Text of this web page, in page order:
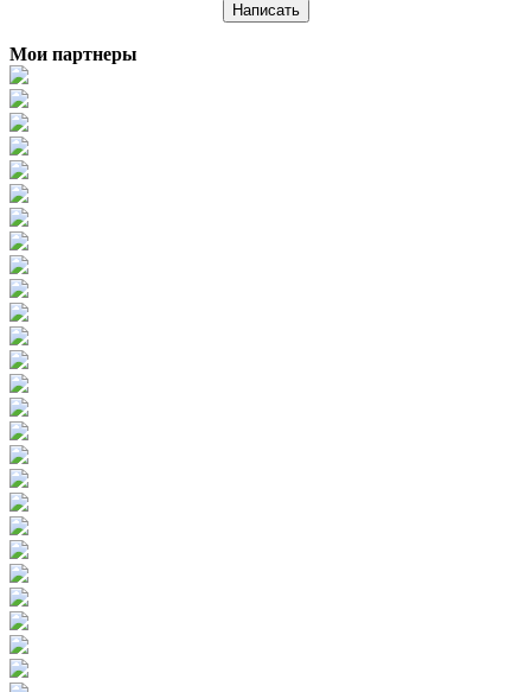
Мои партнеры